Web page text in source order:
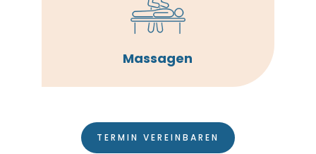
Massagen
TERMIN VEREINBAREN